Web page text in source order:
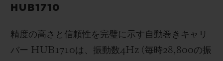
HUB1710
精度の高さと信頼性を完璧に示す自動巻きキャリ
バー HUB1710は、 振動数4Hz (毎時28,800の振